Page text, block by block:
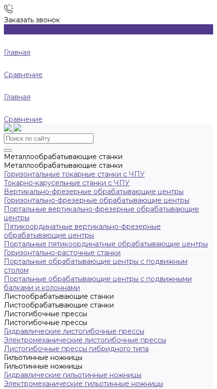
Заказать звонок
Главная
Сравнение
Главная
Сравнение
Металлообрабатывающие станки
Металлообрабатывающие станки
Горизонтальные токарные станки с ЧПУ
Токарно-карусельные станки с ЧПУ
Вертикально-фрезерные обрабатывающие центры
Горизонтально-фрезерные обрабатывающие центры
Портальные вертикально-фрезерные обрабатывающие
центры
Пятикоординатные вертикально-фрезерные
обрабатывающие центры
Портальные пятикоординатные обрабатывающие центры
Горизонтально-расточные станки
Портальные обрабатывающие центры с подвижным
столом
Портальные обрабатывающие центры с подвижными
балками и колоннами
Листообрабатывающие станки
Листообрабатывающие станки
Листогибочные прессы
Листогибочные прессы
Гидравлические листогибочные прессы
Электромеханические листогибочные прессы
Листогибочные прессы гибридного типа
Гильотинные ножницы
Гильотинные ножницы
Гидравлические гильотинные ножницы
Электромеханические гильотинные ножницы